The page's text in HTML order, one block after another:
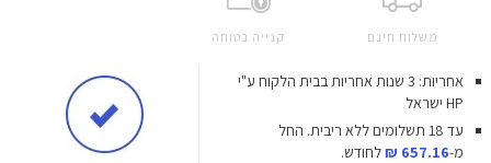
משלוח חינם קנייה בטוחה
אחריות: 3 שנות אחריות בבית הלקוח ע"י
HP ישראל
עד 18 תשלומים ללא ריבית.
החל
מ-657.16 ₪
לחודש.